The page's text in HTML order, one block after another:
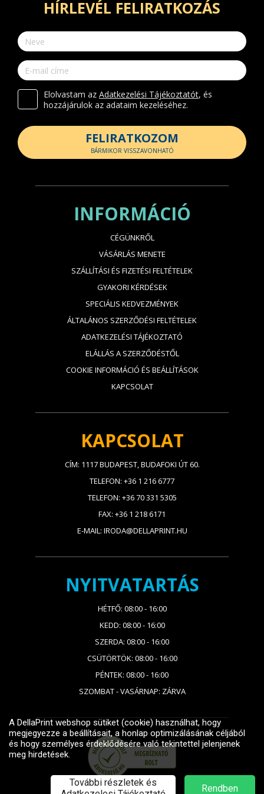
HÍRLEVÉL FELIRATKOZÁS
Elolvastam az Adatkezelési Tájékoztatót, és
hozzájárulok az adataim kezeléséhez.
FELIRATKOZOM
BÁRMIKOR VISSZAVONHATÓ
INFORMÁCIÓ
CÉGÜNKRŐL
VÁSÁRLÁS MENETE
SZÁLLÍTÁSI ÉS FIZETÉSI FELTÉTELEK
GYAKORI KÉRDÉSEK
SPECIÁLIS KEDVEZMÉNYEK
ÁLTALÁNOS SZERZŐDÉSI FELTÉTELEK
ADATKEZELÉSI TÁJÉKOZTATÓ
ELÁLLÁS A SZERZŐDÉSTŐL
COOKIE INFORMÁCIÓ ÉS BEÁLLÍTÁSOK
KAPCSOLAT
KAPCSOLAT
CÍM: 1117 BUDAPEST, BUDAFOKI ÚT 60.
TELEFON: +36 1 216 6777
TELEFON: +36 70 331 5305
FAX: +36 1 218 6171
E-MAIL: IRODA@DELLAPRINT.HU
NYITVATARTÁS
HÉTFŐ: 08:00 - 16:00
KEDD: 08:00 - 16:00
SZERDA: 08:00 - 16:00
CSÜTÖRTÖK: 08:00 - 16:00
PÉNTEK: 08:00 - 16:00
SZOMBAT - VASÁRNAP: ZÁRVA